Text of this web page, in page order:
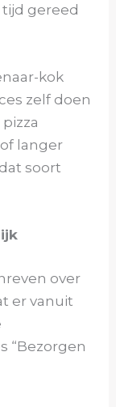
tijd gereed
kok
zelf doen
langer
soort
over
er vanuit
“Bezorgen